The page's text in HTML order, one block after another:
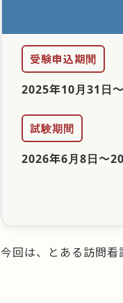
受験申込期間
2025年10月31日
試験期間
2026年6月8日〜
今回は、とある訪問